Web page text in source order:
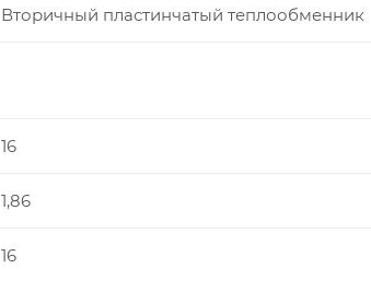
Вторичный пластинчатый теплообменник
16
1,86
16